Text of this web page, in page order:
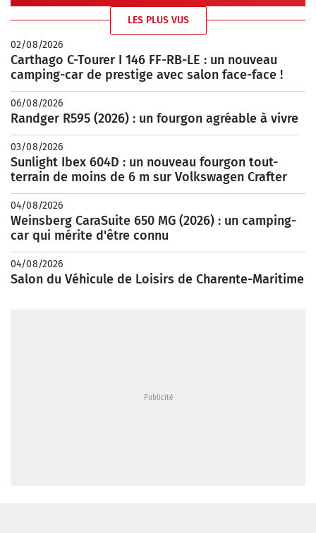
LES PLUS VUS
02/08/2026
Carthago C-Tourer I 146 FF-RB-LE : un nouveau
camping-car de prestige avec salon face-face !
06/08/2026
Randger R595 (2026) : un fourgon agréable à vivre
03/08/2026
Sunlight Ibex 604D : un nouveau fourgon tout-
terrain de moins de 6 m sur Volkswagen Crafter
04/08/2026
Weinsberg CaraSuite 650 MG (2026) : un camping-
car qui mérite d'être connu
04/08/2026
Salon du Véhicule de Loisirs de Charente-Maritime